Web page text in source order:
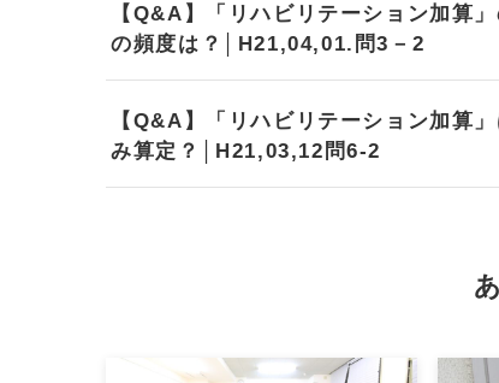
【Q&A】「リハビリテーション加算
の頻度は？│H21,04,01.問3－2
【Q&A】「リハビリテーション加算
み算定？│H21,03,12問6-2